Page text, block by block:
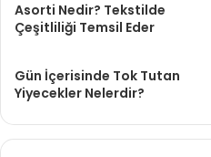
Asorti Nedir? Tekstilde
Çeşitliliği Temsil Eder
Gün İçerisinde Tok Tutan
Yiyecekler Nelerdir?